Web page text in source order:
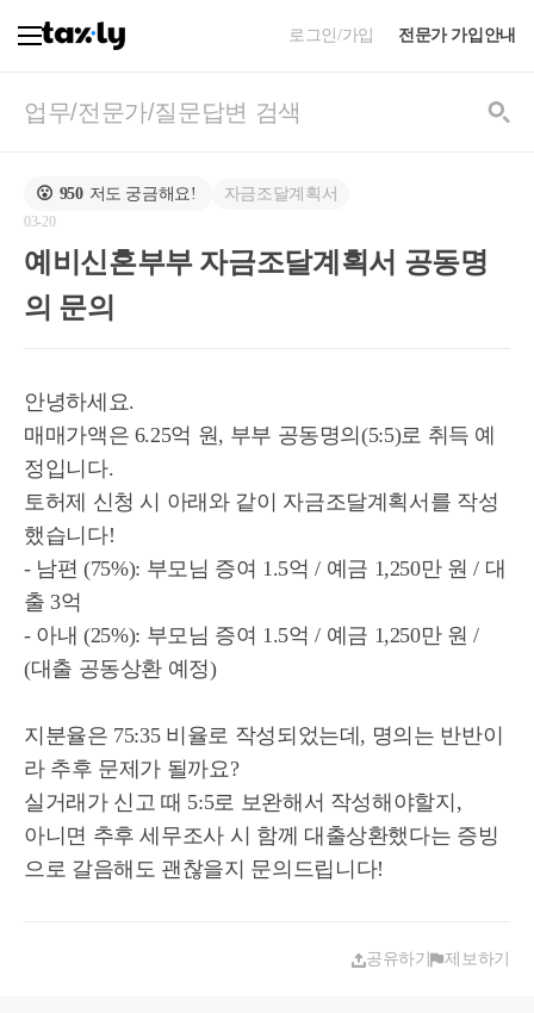
로그인/가입 전문가 가입안내
😮 950 저도 궁금해요! 자금조달계획서
03-20
예비신혼부부 자금조달계획서 공동명
의 문의
안녕하세요.
매매가액은 6.25억 원, 부부 공동명의(5:5)로 취득 예
정입니다.
토허제 신청 시 아래와 같이 자금조달계획서를 작성
했습니다!
- 남편 (75%): 부모님 증여 1.5억 / 예금 1,250만 원 / 대
출 3억
- 아내 (25%): 부모님 증여 1.5억 / 예금 1,250만 원 /
(대출 공동상환 예정)
지분율은 75:35 비율로 작성되었는데, 명의는 반반이
라 추후 문제가 될까요?
실거래가 신고 때 5:5로 보완해서 작성해야할지,
아니면 추후 세무조사 시 함께 대출상환했다는 증빙
으로 갈음해도 괜찮을지 문의드립니다!
공유하기 제보하기